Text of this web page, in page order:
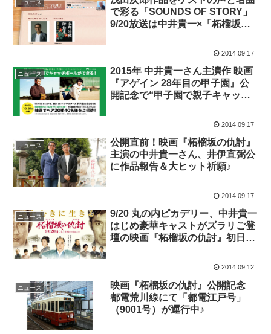
ニュース
で彩る「SOUNDS OF STORY」
9/20放送は中井貴一×「柘榴坂の
2014.09.17
ニュース
2015年 中井貴一さん主演作 映画
『アゲイン 28年目の甲子園』公
開記念で“甲子園で親子キャッチ
2014.09.17
ニュース
公開直前！映画『柘榴坂の仇討』
主演の中井貴一さん、井伊直弼公
に作品報告＆大ヒット祈願♪
2014.09.17
ニュース
9/20 丸の内ピカデリー、中井貴一
はじめ豪華キャストがズラリご登
壇の映画『柘榴坂の仇討』初日舞
2014.09.12
ニュース
映画『柘榴坂の仇討』公開記念
都電荒川線にて「都電江戸号」
（9001号）が運行中♪